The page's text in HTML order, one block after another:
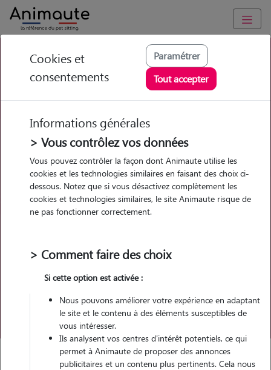
Mon chat a la diarrhée, que
faire ?
Garde
chez le Pet Sitter
Garde
chez le Pet Sitter
Promenades
Visites
Promenades
Visites
Ville
Pour quel animal ?
Trouver mon Pet Sitter
Cookies et
consentements
Paramétrer
Tout accepter
Informations générales
> Vous contrôlez vos données
Vous pouvez contrôler la façon dont Animaute utilise les
cookies et les technologies similaires en faisant des choix ci-
dessous. Notez que si vous désactivez complètement les
cookies et technologies similaires, le site Animaute risque de
ne pas fonctionner correctement.
> Comment faire des choix
Si cette option est activée :
Nous pouvons améliorer votre expérience en adaptant
le site et le contenu à des éléments susceptibles de
vous intéresser.
Ils analysent vos centres d'intérêt potentiels, ce qui
permet à Animaute de proposer des annonces
publicitaires et un contenu plus pertinents. Cela nous